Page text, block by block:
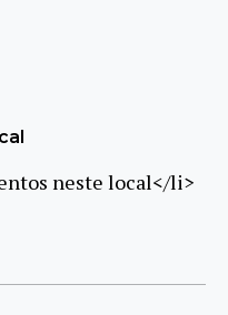
neste local</li>